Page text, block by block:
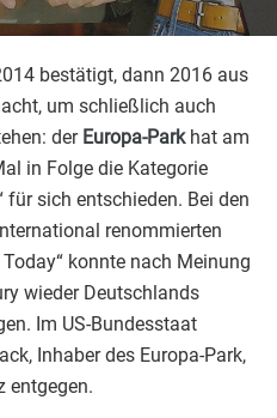
bestätigt, dann 2016 aus
um schließlich auch
der Europa-Parkhat am
in Folge die Kategorie
für sich entschieden. Bei den
renommierten
konnte nach Meinung
wieder Deutschlands
Im US-Bundesstaat
Inhaber des Europa-Park,
entgegen.